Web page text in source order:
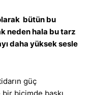
bütün bu
neden hala bu tarz
daha yüksek sesle
güç